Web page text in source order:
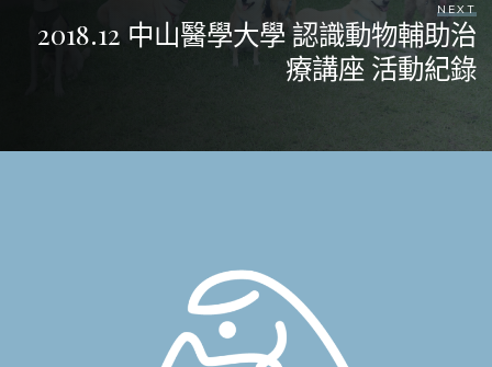
NEXT
2018.12 中山醫學大學 認識動物輔助治
療講座 活動紀錄